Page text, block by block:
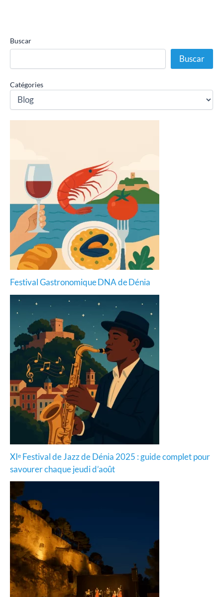
Buscar
Buscar
Catégories
Festival Gastronomique DNA de Dénia
XIᵉ Festival de Jazz de Dénia 2025 : guide complet pour
savourer chaque jeudi d’août